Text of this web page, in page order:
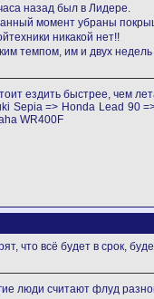
назад был в Лидере.
момент убраны
никакой нет!!
темпом, им и двух
ездить быстрее, чем
Sepia => Honda Lead 90
WR400F
что всё будет в срок,
люди считают флуд